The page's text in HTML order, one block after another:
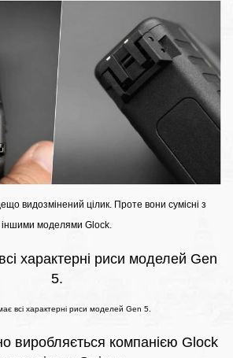
видозмінений цілик. Проте вони сумісні з
іншими моделями Glock.
всі характерні риси моделей Gen 5.